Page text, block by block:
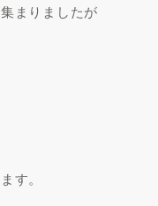
まりましたが
す。